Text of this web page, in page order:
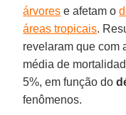
árvores e afetam o
áreas tropicais.
revelaram que com
média de
5%, em função do
fenômenos.